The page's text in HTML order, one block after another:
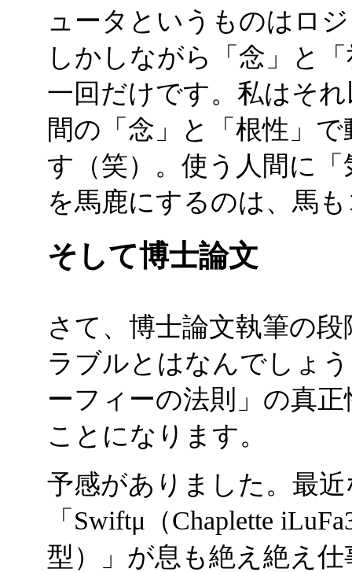
ュータというものはロ
しかしながら「念」と
一回だけです。私はそ
間の「念」と「根性」
す（笑）。使う人間に
を馬鹿にするのは、馬
そして博士論文
さて、博士論文執筆の
ラブルとはなんでしょ
ーフィーの法則」の真
ことになります。
予感がありました。最
「Swiftμ（Chaplette
型）」が息も絶え絶え